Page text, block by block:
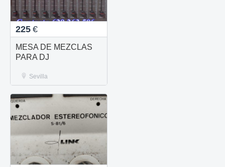
225 €
MESA DE MEZCLAS
PARA DJ
Sevilla